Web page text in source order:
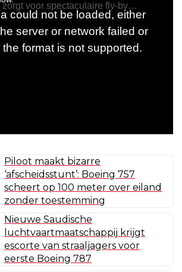
Piloot maakt bizarre
‘afscheidsstunt’: Boeing 757
scheert op 100 meter over eiland
zonder toestemming
Nieuwe Saudische
luchtvaartmaatschappij krijgt
escorte van straaljagers voor
eerste Boeing 787